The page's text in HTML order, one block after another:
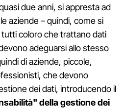
due anni, si appresta ad
aziende – quindi, come si
coloro che trattano dati
adeguarsi allo stesso
di aziende, piccole,
che devono
dei dati, introducendo il
della gestione dei